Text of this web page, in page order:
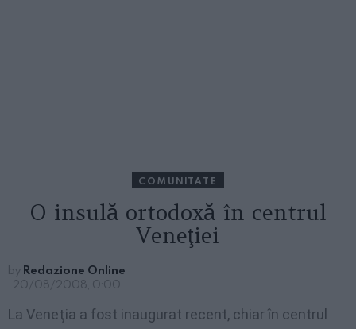
COMUNITATE
O insulă ortodoxă în centrul
Veneţiei
by Redazione Online
20/08/2008, 0:00
La Veneţia a fost inaugurat recent, chiar în centrul